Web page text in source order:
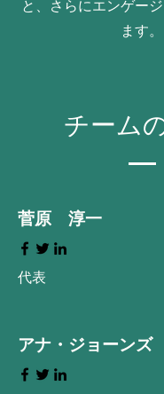
と、さらにエンゲー
ます。
チーム
​菅原 淳一
​代表
アナ・ジョーンズ